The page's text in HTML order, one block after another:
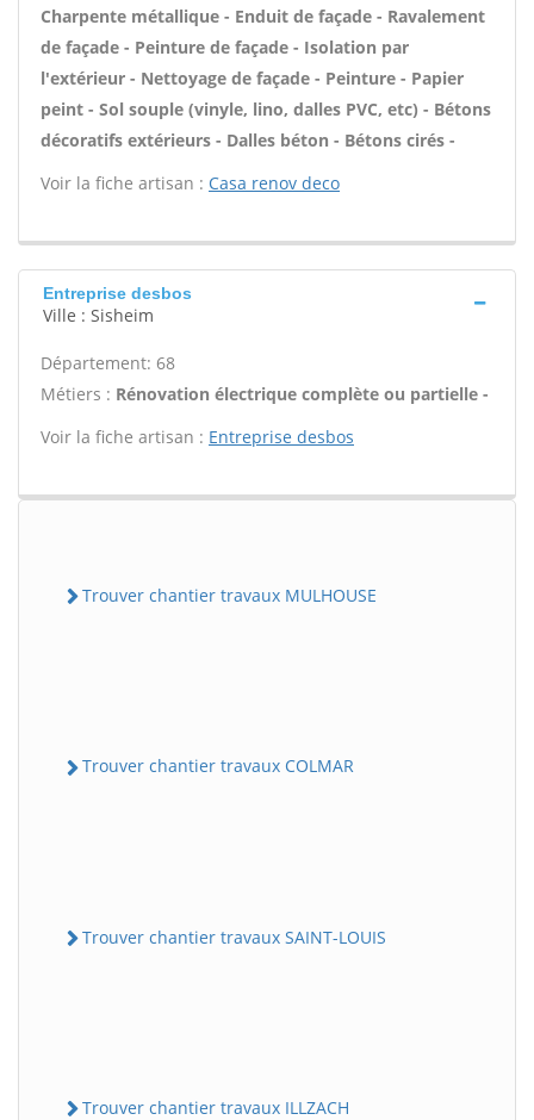
Charpente métallique - Enduit de façade - Ravalement
de façade - Peinture de façade - Isolation par
l'extérieur - Nettoyage de façade - Peinture - Papier
peint - Sol souple (vinyle, lino, dalles PVC, etc) - Bétons
décoratifs extérieurs - Dalles béton - Bétons cirés -
Voir la fiche artisan : Casa renov deco
Entreprise desbos
Ville : Sisheim
Département: 68
Métiers : Rénovation électrique complète ou partielle -
Voir la fiche artisan : Entreprise desbos
Trouver chantier travaux MULHOUSE
Trouver chantier travaux COLMAR
Trouver chantier travaux SAINT-LOUIS
Trouver chantier travaux ILLZACH